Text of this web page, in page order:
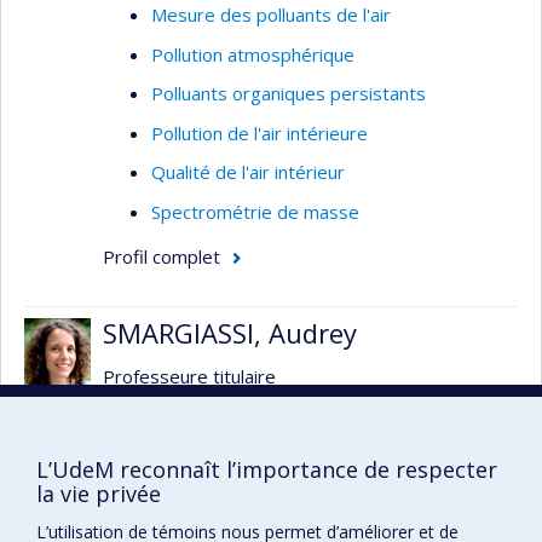
Mesure des polluants de l'air
Pollution atmosphérique
Polluants organiques persistants
Pollution de l'air intérieure
Qualité de l'air intérieur
Spectrométrie de masse
Profil complet
SMARGIASSI, Audrey
Professeure titulaire
Banques de données
Bruit
L’UdeM reconnaît l’importance de respecter
la vie privée
L’utilisation de témoins nous permet d’améliorer et de